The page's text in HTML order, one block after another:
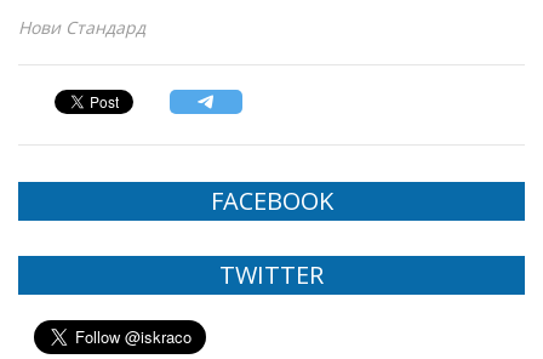
Нови Стандард
FACEBOOK
TWITTER